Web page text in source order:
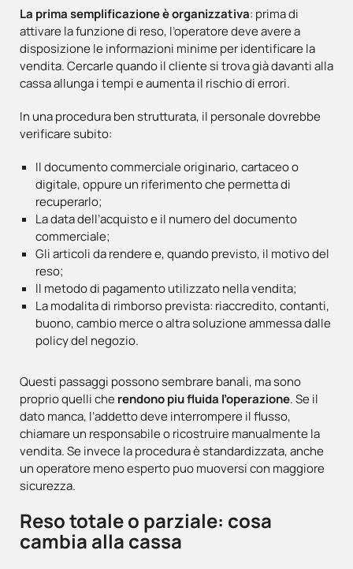
La prima semplificazione è organizzativa: prima di
attivare la funzione di reso, l’operatore deve avere a
disposizione le informazioni minime per identificare la
vendita. Cercarle quando il cliente si trova già davanti alla
cassa allunga i tempi e aumenta il rischio di errori.
In una procedura ben strutturata, il personale dovrebbe
verificare subito:
Il documento commerciale originario, cartaceo o
digitale, oppure un riferimento che permetta di
recuperarlo;
La data dell’acquisto e il numero del documento
commerciale;
Gli articoli da rendere e, quando previsto, il motivo del
reso;
Il metodo di pagamento utilizzato nella vendita;
La modalita di rimborso prevista: riaccredito, contanti,
buono, cambio merce o altra soluzione ammessa dalle
policy del negozio.
Questi passaggi possono sembrare banali, ma sono
proprio quelli cherendono piu fluida l’operazione. Se il
dato manca, l’addetto deve interrompere il flusso,
chiamare un responsabile o ricostruire manualmente la
vendita. Se invece la procedura è standardizzata, anche
un operatore meno esperto puo muoversi con maggiore
sicurezza.
Reso totale o parziale: cosa
cambia alla cassa